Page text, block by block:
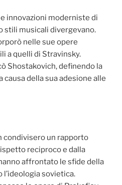
innovazioni moderniste di
stili musicali divergevano.
nelle sue opere
a quelli di Stravinsky.
Shostakovich, definendo la
causa della sua adesione alle
condivisero un rapporto
reciproco e dalla
affrontato le sfide della
sovietica.